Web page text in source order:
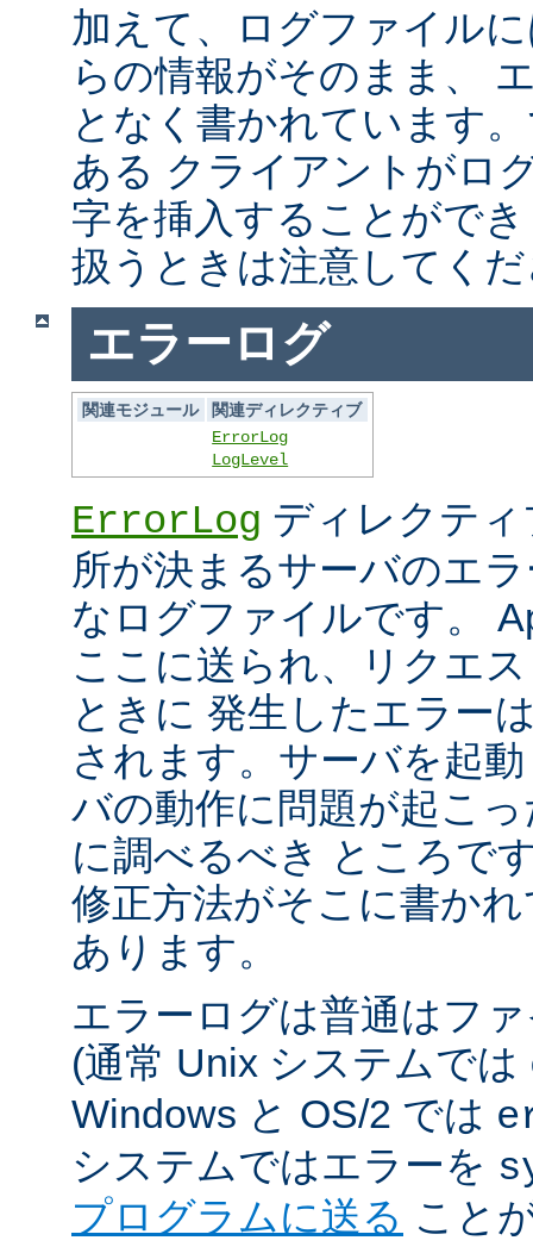
加えて、ログファイル
らの情報がそのまま、
となく書かれています
ある クライアントがロ
字を挿入することがで
扱うときは注意してく
エラーログ
関連モジュール
関連ディレクティブ
ErrorLog
LogLevel
ErrorLog ディレクテ
所が決まるサーバのエ
なログファイルです。
ここに送られ、リクエ
ときに 発生したエラー
されます。サーバを起
バの動作に問題が起こ
に調べるべき ところで
修正方法がそこに書か
あります。
エラーログは普通はフ
(通常 Unix システムでは
Windows と OS/2 では
システムではエラーを
プログラムに送る こと